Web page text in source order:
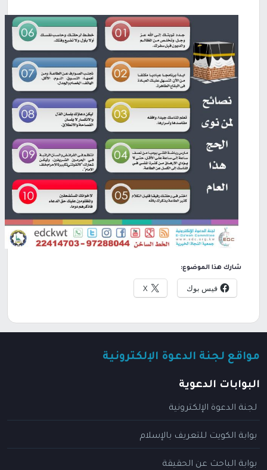
شارك هذا الموضوع:
فيس بوك X
مواقع لجنة الدعوة الإلكترونية
البوابات الدعوية
لجنة الدعوة الإلكترونية
بوابة الكويت للتعريف بالإسلام
بوابة الباحث عن الحقيقة